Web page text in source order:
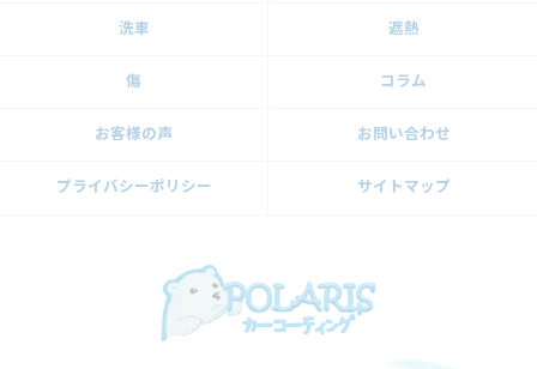
洗車 遮熱
傷 コラム
お客様の声 お問い合わせ
プライバシーポリシー サイトマップ